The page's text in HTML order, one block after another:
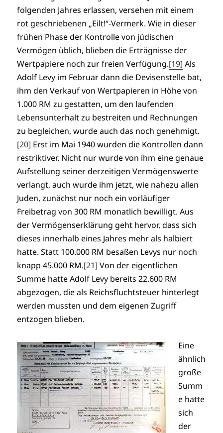
folgenden Jahres erlassen, versehen mit einem
rot geschriebenen „Eilt!“-Vermerk. Wie in dieser
frühen Phase der Kontrolle von jüdischen
Vermögen üblich, blieben die Erträgnisse der
Wertpapiere noch zur freien Verfügung.[19] Als
Adolf Levy im Februar dann die Devisenstelle bat,
ihm den Verkauf von Wertpapieren in Höhe von
1.000 RM zu gestatten, um den laufenden
Lebensunterhalt zu bestreiten und Rechnungen
zu begleichen, wurde auch das noch genehmigt.
[20] Erst im Mai 1940 wurden die Kontrollen dann
restriktiver. Nicht nur wurde von ihm eine genaue
Aufstellung seiner derzeitigen Vermögenswerte
verlangt, auch wurde ihm jetzt, wie nahezu allen
Juden, zunächst nur noch ein vorläufiger
Freibetrag von 300 RM monatlich bewilligt. Aus
der Vermögenserklärung geht hervor, dass sich
dieses innerhalb eines Jahres mehr als halbiert
hatte. Statt 100.000 RM besaßen Levys nur noch
knapp 45.000 RM.[21] Von der eigentlichen
Summe hatte Adolf Levy bereits 22.600 RM
abgezogen, die als Reichsfluchtsteuer hinterlegt
werden mussten und dem eigenen Zugriff
entzogen blieben.
Eine
ähnlich
große
Summ
e hatte
sich
der